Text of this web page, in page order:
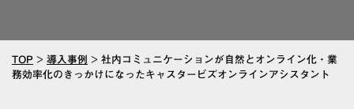
TOP > 導入事例 > 社内コミュニケーションが自然とオンライン化・業
務効率化のきっかけになったキャスタービズオンラインアシスタント